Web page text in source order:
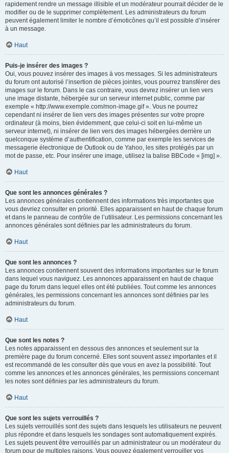
rapidement rendre un message illisible et un modérateur pourrait décider de le
modifier ou de le supprimer complètement. Les administrateurs du forum
peuvent également limiter le nombre d’émoticônes qu’il est possible d’insérer
à un message.
Haut
Puis-je insérer des images ?
Oui, vous pouvez insérer des images à vos messages. Si les administrateurs
du forum ont autorisé l’insertion de pièces jointes, vous pourrez transférer des
images sur le forum. Dans le cas contraire, vous devrez insérer un lien vers
une image distante, hébergée sur un serveur internet public, comme par
exemple « http://www.exemple.com/mon-image.gif ». Vous ne pourrez
cependant ni insérer de lien vers des images présentes sur votre propre
ordinateur (à moins, bien évidemment, que celui-ci soit en lui-même un
serveur internet), ni insérer de lien vers des images hébergées derrière un
quelconque système d’authentification, comme par exemple les services de
messagerie électronique de Outlook ou de Yahoo, les sites protégés par un
mot de passe, etc. Pour insérer une image, utilisez la balise BBCode « [img] ».
Haut
Que sont les annonces générales ?
Les annonces générales contiennent des informations très importantes que
vous devriez consulter en priorité. Elles apparaissent en haut de chaque forum
et dans le panneau de contrôle de l’utilisateur. Les permissions concernant les
annonces générales sont définies par les administrateurs du forum.
Haut
Que sont les annonces ?
Les annonces contiennent souvent des informations importantes sur le forum
dans lequel vous naviguez. Les annonces apparaissent en haut de chaque
page du forum dans lequel elles ont été publiées. Tout comme les annonces
générales, les permissions concernant les annonces sont définies par les
administrateurs du forum.
Haut
Que sont les notes ?
Les notes apparaissent en dessous des annonces et seulement sur la
première page du forum concerné. Elles sont souvent assez importantes et il
est recommandé de les consulter dès que vous en avez la possibilité. Tout
comme les annonces et les annonces générales, les permissions concernant
les notes sont définies par les administrateurs du forum.
Haut
Que sont les sujets verrouillés ?
Les sujets verrouillés sont des sujets dans lesquels les utilisateurs ne peuvent
plus répondre et dans lesquels les sondages sont automatiquement expirés.
Les sujets peuvent être verrouillés par un administrateur ou un modérateur du
forum pour de multiples raisons. Vous pouvez également verrouiller vos